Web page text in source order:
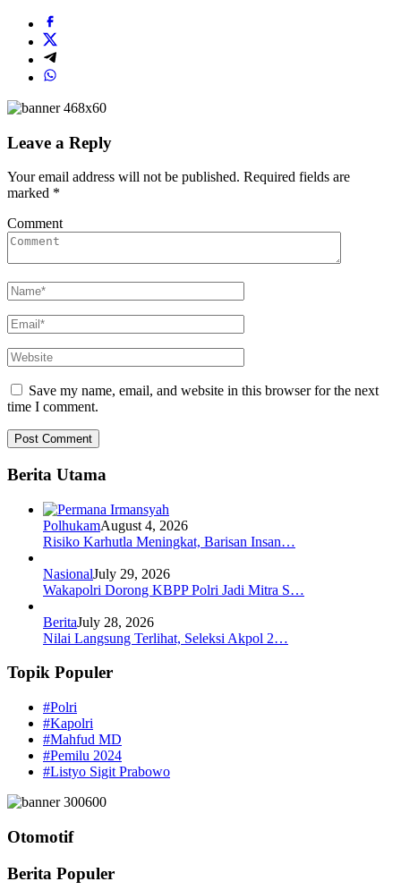
Leave a Reply
Your email address will not be published. Required fields are
marked *
Comment
Save my name, email, and website in this browser for the next
time I comment.
Berita Utama
PolhukamAugust 4, 2026
Risiko Karhutla Meningkat, Barisan Insan…
NasionalJuly 29, 2026
Wakapolri Dorong KBPP Polri Jadi Mitra S…
BeritaJuly 28, 2026
Nilai Langsung Terlihat, Seleksi Akpol 2…
Topik Populer
#Polri
#Kapolri
#Mahfud MD
#Pemilu 2024
#Listyo Sigit Prabowo
Otomotif
Berita Populer